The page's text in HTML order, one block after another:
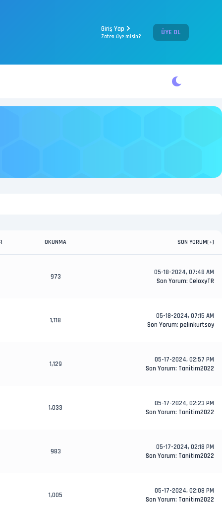
Giriş Yap
Zaten üye misin? ÜYE OL
OKUNMA SON YORUM[+]
973
05-18-2024, 07:48 AM
Son Yorum: CeloxyTR
1,118
05-18-2024, 07:15 AM
Son Yorum: pelinkurtsoy
1,129
05-17-2024, 02:57 PM
Son Yorum: Tanitim2022
1,033
05-17-2024, 02:23 PM
Son Yorum: Tanitim2022
983
05-17-2024, 02:18 PM
Son Yorum: Tanitim2022
1,005
05-17-2024, 02:08 PM
Son Yorum: Tanitim2022